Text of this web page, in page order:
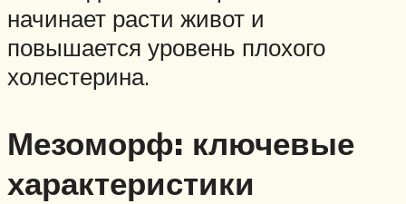
начинает расти живот и
повышается уровень плохого
холестерина.
Мезоморф: ключевые
характеристики